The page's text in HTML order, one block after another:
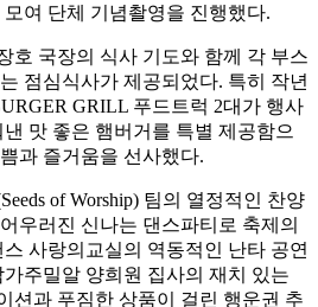
여 단체 기념촬영을 진행했다.
호 국장의 식사 기도와 함께 각 부스
점심식사가 제공되었다. 특히 작년
GRILL 푸드트럭 2대가 행사
맛 좋은 햄버거를 특별 제공함으
과 즐거움을 선사했다.
of Worship) 팀의 열정적인 찬양
우러진 신나는 댄스파티로 축제의
사랑의교실의 역동적인 난타 공연
주밀알 양희원 집사의 재치 있는
션과 푸짐한 상품이 걸린 행운권 추